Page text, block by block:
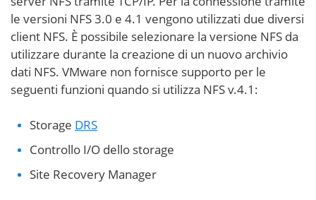
le versioni NFS 3.0 e 4.1 vengono utilizzati due diversi
client NFS. È possibile selezionare la versione NFS da
utilizzare durante la creazione di un nuovo archivio
dati NFS. VMware non fornisce supporto per le
seguenti funzioni quando si utilizza NFS v.4.1:
Storage DRS
Controllo I/O dello storage
Site Recovery Manager